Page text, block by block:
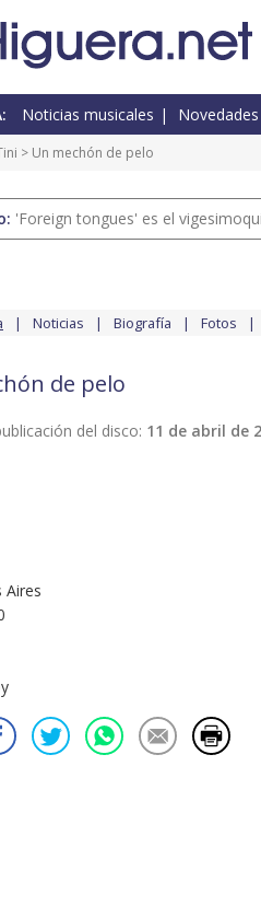
Noticias musicales Novedades
> Un mechón de pelo
'Foreign tongues' es el
Noticias Biografía Fotos
de pelo
del disco: 11 de abril de
Aires